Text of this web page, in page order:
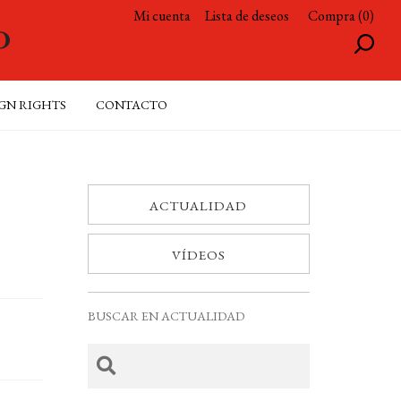
Mi cuenta Lista de deseos Compra (0)
RIGHTS CONTACTO
ACTUALIDAD
VÍDEOS
BUSCAR EN ACTUALIDAD